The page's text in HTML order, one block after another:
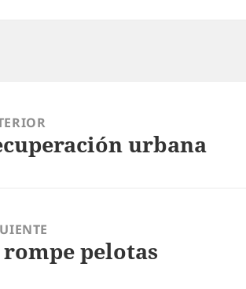
urbana
pelotas